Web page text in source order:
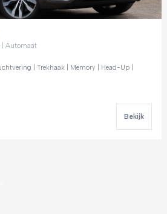
| Automaat
| Trekhaak | Memory | Head-Up |
Bekijk